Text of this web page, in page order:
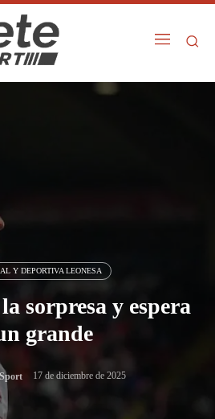
Y DEPORTIVA LEONESA
sorpresa y espera
grande
17 de diciembre de 2025